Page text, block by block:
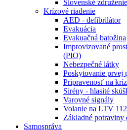
Slovenské
Krízové riadenie
AED - defibrilátor
Evakuácia
Evakuačná batožina
Improvizované
(PIO)
Nebezpečné látky
Poskytovanie prvej
Pripravenosť na
Sirény - hlasité
Varovné signály
Volanie na LTV 112
Základné potraviny
Samospráva